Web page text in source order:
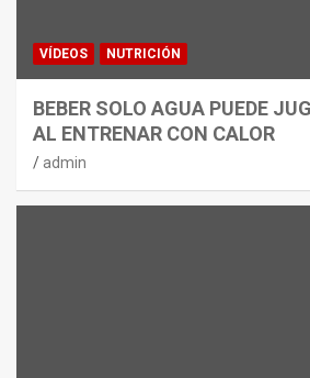
VÍDEOS NUTRICIÓN
BEBER SOLO AGUA PUEDE
AL ENTRENAR CON CALOR
admin